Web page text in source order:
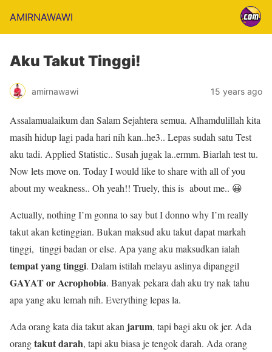
AMIRNAWAWI
Aku Takut Tinggi!
amirnawawi 15 years ago
Assalamualaikum dan Salam Sejahtera semua. Alhamdulillah kita
masih hidup lagi pada hari nih kan..he3.. Lepas sudah satu Test
aku tadi. Applied Statistic.. Susah jugak la..ermm. Biarlah test tu.
Now lets move on. Today I would like to share with all of you
about my weakness.. Oh yeah!! Truely, this is about me.. 😀
Actually, nothing I’m gonna to say but I donno why I’m really
takut akan ketinggian. Bukan maksud aku takut dapat markah
tinggi, tinggi badan or else. Apa yang aku maksudkan ialah
tempat yang tinggi. Dalam istilah melayu aslinya dipanggil
GAYAT or Acrophobia. Banyak pekara dah aku try nak tahu
apa yang aku lemah nih. Everything lepas la.
Ada orang kata dia takut akan jarum, tapi bagi aku ok jer. Ada
orangtakut darah, tapi aku biasa je tengok darah. Ada orang